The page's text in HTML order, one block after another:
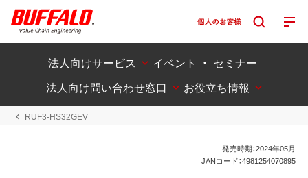
法人向けサービス
イベント ・ セミナー
法人向け問い合わせ窓口
お役立ち情報
RUF3-HS32GEV
発売時期：2024年05月
JANコード：4981254070895